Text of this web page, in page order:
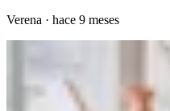
Verena · hace 9 meses